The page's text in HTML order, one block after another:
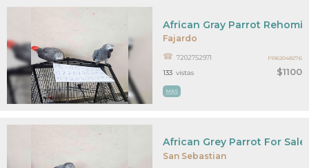
Fajardo
$1100
African Gray Parrot
7202752971
MAS
133 vistas
PR62048276
San Sebastian
African Grey Parrot For Sale